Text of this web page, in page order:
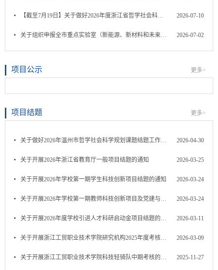
2026-07-10
2026-07-02
项目公示 更多>
项目结题 更多>
2026-04-30
关于开展2026年浙江省教育厅一般项目结题的通知 2026-03-25
关于开展2026年学校第一期学生科技创新项目结题的通知 2026-03-24
2026-03-24
2026-03-11
2026-03-09
2025-11-27